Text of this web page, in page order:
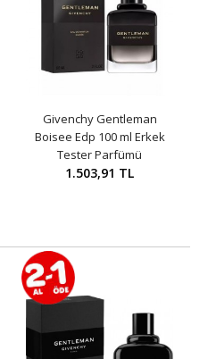
Givenchy Gentleman
Boisee Edp 100 ml Erkek
Tester Parfümü
1.503,91 TL